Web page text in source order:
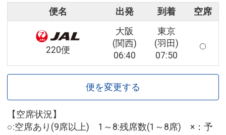
便名 出発 到着 空席
220便
大阪
(関西)
06:40
東京
(羽田)
07:50
便を変更する
【空席状況】
○:空席あり(9席以上) 1～8:残席数(1～8席) ×：予